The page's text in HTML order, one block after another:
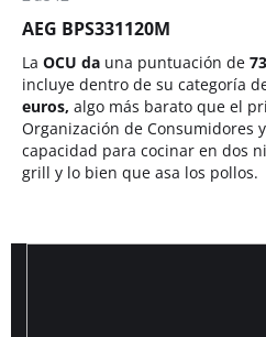
AEG BPS331120M
La OCU da una puntuación de
incluye dentro de su categoría
euros, algo más barato que el
Organización de Consumidores
capacidad para cocinar en dos
grill y lo bien que asa los pollos.